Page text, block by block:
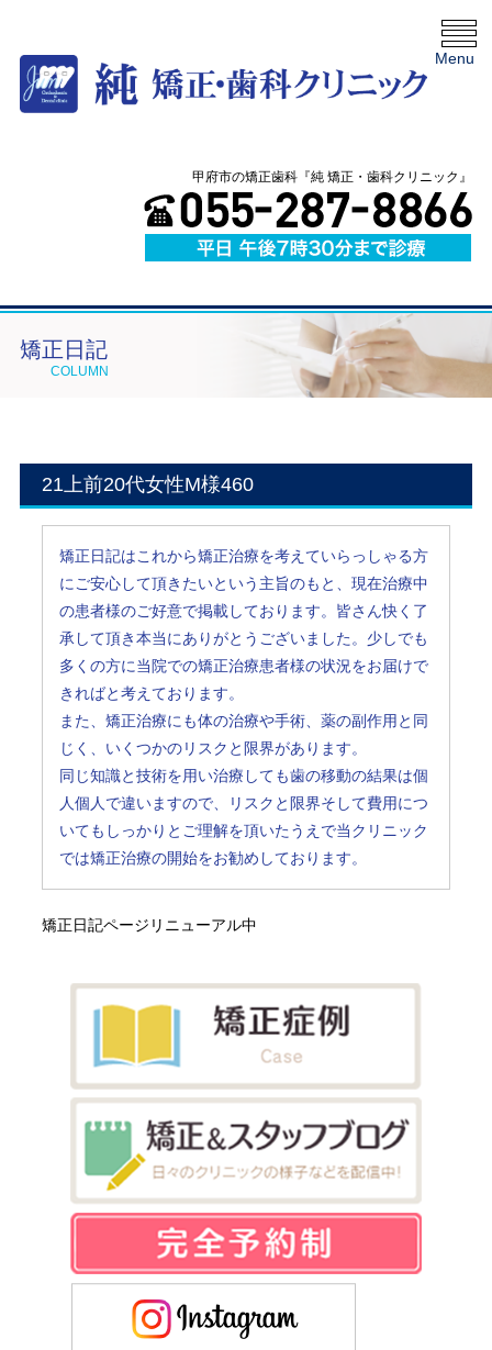
甲府市の矯正歯科『純 矯正・歯科クリニック』
Menu
矯正日記
COLUMN
21上前20代女性M様460
矯正日記はこれから矯正治療を考えていらっしゃる方
にご安心して頂きたいという主旨のもと、現在治療中
の患者様のご好意で掲載しております。皆さん快く了
承して頂き本当にありがとうございました。少しでも
多くの方に当院での矯正治療患者様の状況をお届けで
きればと考えております。
また、矯正治療にも体の治療や手術、薬の副作用と同
じく、いくつかのリスクと限界があります。
同じ知識と技術を用い治療しても歯の移動の結果は個
人個人で違いますので、リスクと限界そして費用につ
いてもしっかりとご理解を頂いたうえで当クリニック
では矯正治療の開始をお勧めしております。
矯正日記ページリニューアル中